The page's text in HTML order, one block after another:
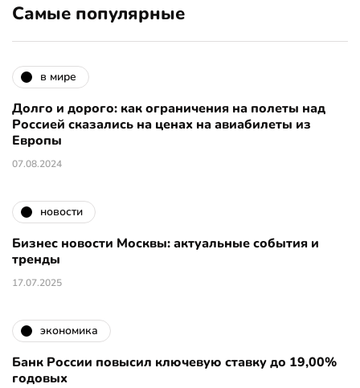
Самые популярные
в мире
Долго и дорого: как ограничения на полеты над
Россией сказались на ценах на авиабилеты из
Европы
07.08.2024
новости
Бизнес новости Москвы: актуальные события и
тренды
17.07.2025
экономика
Банк России повысил ключевую ставку до 19,00%
годовых